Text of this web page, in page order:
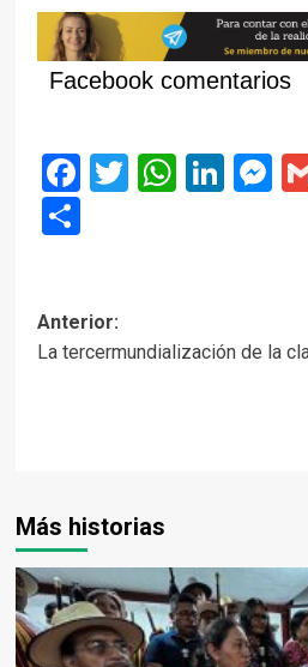
Facebook comentarios
Facebook
Twitter
Compartir
Navegación
de
Anterior:
La tercermundialización de la
Más historias